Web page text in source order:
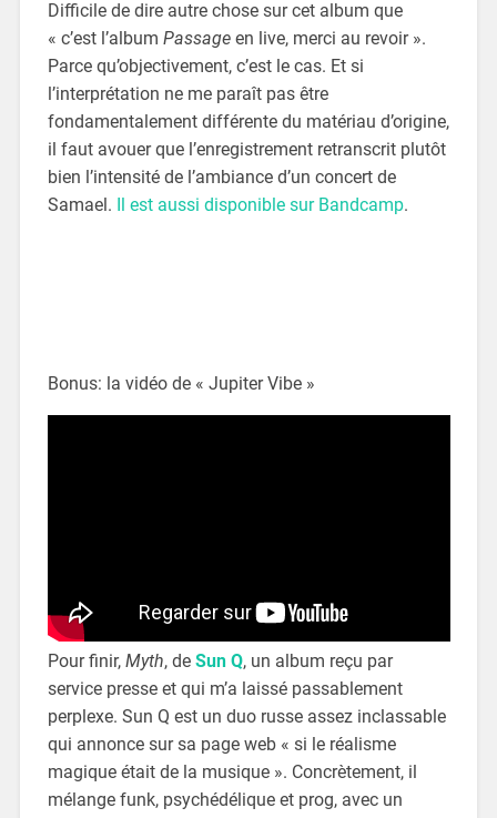
Difficile de dire autre chose sur cet album que
« c’est l’album Passageen live, merci au revoir ».
Parce qu’objectivement, c’est le cas. Et si
l’interprétation ne me paraît pas être
fondamentalement différente du matériau d’origine,
il faut avouer que l’enregistrement retranscrit plutôt
bien l’intensité de l’ambiance d’un concert de
Samael.
Il est aussi disponible sur Bandcamp.
Bonus: la vidéo de « Jupiter Vibe »
Pour finir, Myth, de Sun Q, un album reçu par
service presse et qui m’a laissé passablement
perplexe. Sun Q est un duo russe assez inclassable
qui annonce sur sa page web « si le réalisme
magique était de la musique ». Concrètement, il
mélange funk, psychédélique et prog, avec un